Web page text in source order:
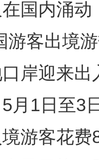
内涌动
游客出境
岸迎来
月1日至3
游客花